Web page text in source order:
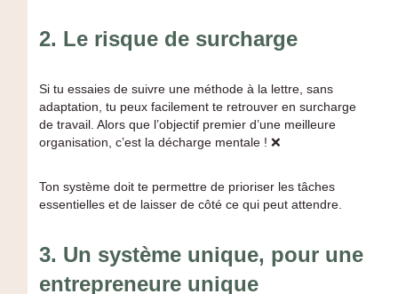
2. Le risque de surcharge
Si tu essaies de suivre une méthode à la lettre, sans
adaptation, tu peux facilement te retrouver en surcharge
de travail. Alors que l’objectif premier d’une meilleure
organisation, c’est la décharge mentale ! ❌
Ton système doit te permettre de prioriser les tâches
essentielles et de laisser de côté ce qui peut attendre.
3. Un système unique, pour une
entrepreneure unique